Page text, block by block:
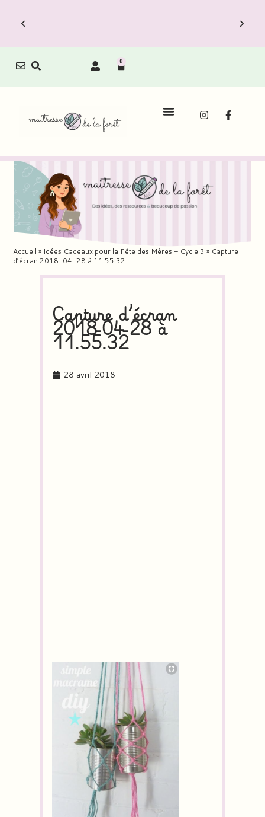
Le Carnet de Direction est dispo !
0
Accueil » Idées Cadeaux pour la Fête des Mères – Cycle 3 » Capture
d’écran 2018-04-28 à 11.55.32
Capture d’écran
2018-04-28 à
11.55.32
28 avril 2018